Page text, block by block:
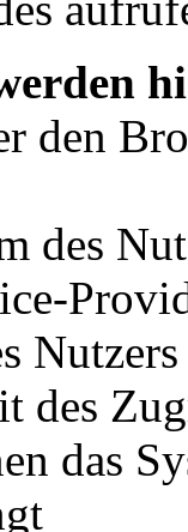
den
des
Nutzers
des
das